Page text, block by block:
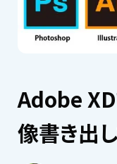
Adobe XD
像書き出